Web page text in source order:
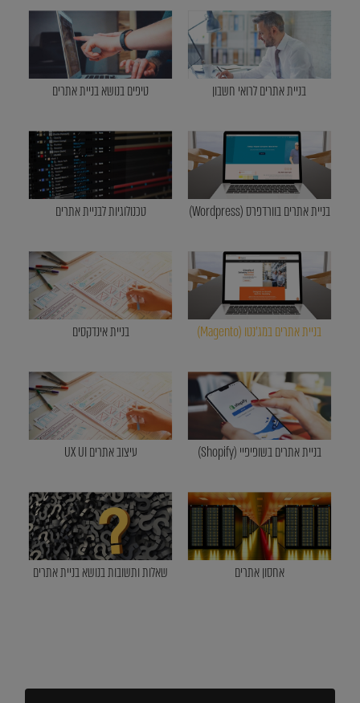
בניית אתרים לרואי חשבון טיפים בנושא בניית אתרים
בניית אתרים בוורדפרס (Wordpress) טכנולוגיות לבניית אתרים
בניית אתרים במג'נטו (Magento) בניית אינדקסים
בניית אתרים בשופיפיי (Shopify) עיצוב אתרים UX UI
אחסון אתרים שאלות ותשובות בנושא בניית אתרים